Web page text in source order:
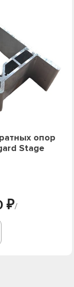
опор
Stage
₽/